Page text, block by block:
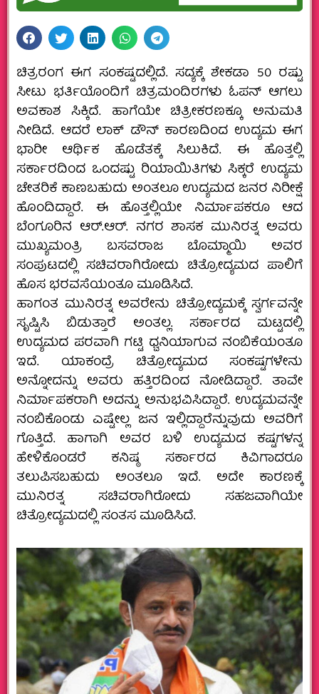
ಚಿತ್ರರಂಗ ಈಗ ಸಂಕಷ್ಟದಲ್ಲಿದೆ. ಸದ್ಯಕ್ಕೆ ಶೇಕಡಾ 50 ರಷ್ಟು
ಸೀಟು ಭರ್ತಿಯೊಂದಿಗೆ ಚಿತ್ರಮಂದಿರಗಳು ಓಪನ್ ಆಗಲು
ಅವಕಾಶ ಸಿಕ್ಕಿದೆ. ಹಾಗೆಯೇ ಚಿತ್ರೀಕರಣಕ್ಕೂ ಅನುಮತಿ
ನೀಡಿದೆ. ಆದರೆ ಲಾಕ್ ಡೌನ್ ಕಾರಣದಿಂದ ಉದ್ಯಮ ಈಗ
ಭಾರೀ ಆರ್ಥಿಕ ಹೊಡೆತಕ್ಕೆ ಸಿಲುಕಿದೆ. ಈ ಹೊತ್ತಲ್ಲಿ
ಸರ್ಕಾರದಿಂದ ಒಂದಷ್ಟು ರಿಯಾಯಿತಿಗಳು ಸಿಕ್ಕರೆ ಉದ್ಯಮ
ಚೇತರಿಕೆ ಕಾಣಬಹುದು ಅಂತಲೂ ಉದ್ಯಮದ ಜನರ ನಿರೀಕ್ಷೆ
ಹೊಂದಿದ್ದಾರೆ. ಈ ಹೊತ್ತಲ್ಲಿಯೇ ನಿರ್ಮಾಪಕರೂ ಆದ
ಬೆಂಗೂರಿನ ಆರ್.ಆರ್. ನಗರ ಶಾಸಕ ಮುನಿರತ್ನ ಅವರು
ಮುಖ್ಯಮಂತ್ರಿ ಬಸವರಾಜ ಬೊಮ್ಮಾಯಿ ಅವರ
ಸಂಪುಟದಲ್ಲಿ ಸಚಿವರಾಗಿರೋದು ಚಿತ್ರೋದ್ಯಮದ ಪಾಲಿಗೆ
ಹೊಸ ಭರವಸೆಯಂತೂ ಮೂಡಿಸಿದೆ.
ಹಾಗಂತ ಮುನಿರತ್ನ ಅವರೇನು ಚಿತ್ರೋದ್ಯಮಕ್ಕೆ ಸ್ವರ್ಗವನ್ನೇ
ಸೃಷ್ಟಿಸಿ ಬಿಡುತ್ತಾರೆ ಅಂತಲ್ಲ. ಸರ್ಕಾರದ ಮಟ್ಟದಲ್ಲಿ
ಉದ್ಯಮದ ಪರವಾಗಿ ಗಟ್ಟಿ ಧ್ವನಿಯಾಗುವ ನಂಬಿಕೆಯಂತೂ
ಇದೆ. ಯಾಕಂದ್ರೆ ಚಿತ್ರೋದ್ಯಮದ ಸಂಕಷ್ಟಗಳೇನು
ಅನ್ನೋದನ್ನು ಅವರು ಹತ್ತಿರದಿಂದ ನೋಡಿದ್ದಾರೆ. ತಾವೇ
ನಿರ್ಮಾಪಕರಾಗಿ ಅದನ್ನು ಅನುಭವಿಸಿದ್ದಾರೆ. ಉದ್ಯಮವನ್ನೇ
ನಂಬಿಕೊಂಡು ಎಷ್ಟೇಲ್ಲ ಜನ ಇಲ್ಲಿದ್ದಾರೆನ್ನುವುದು ಅವರಿಗೆ
ಗೊತ್ತಿದೆ. ಹಾಗಾಗಿ ಅವರ ಬಳಿ ಉದ್ಯಮದ ಕಷ್ಟಗಳನ್ನ
ಹೇಳಿಕೊಂಡರೆ ಕನಿಷ್ಠ ಸರ್ಕಾರದ ಕಿವಿಗಾದರೂ
ತಲುಪಿಸಬಹುದು ಅಂತಲೂ ಇದೆ. ಅದೇ ಕಾರಣಕ್ಕೆ
ಮುನಿರತ್ನ ಸಚಿವರಾಗಿರೋದು ಸಹಜವಾಗಿಯೇ
ಚಿತ್ರೋದ್ಯಮದಲ್ಲಿ ಸಂತಸ ಮೂಡಿಸಿದೆ.